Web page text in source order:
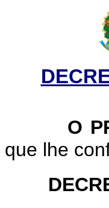
O
que lhe